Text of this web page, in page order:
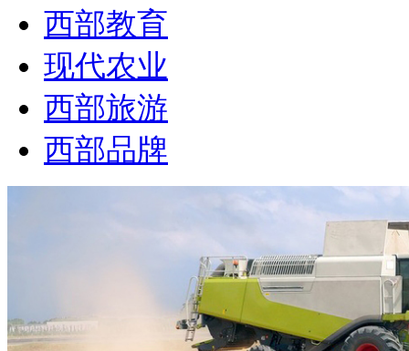
西部教育
现代农业
西部旅游
西部品牌